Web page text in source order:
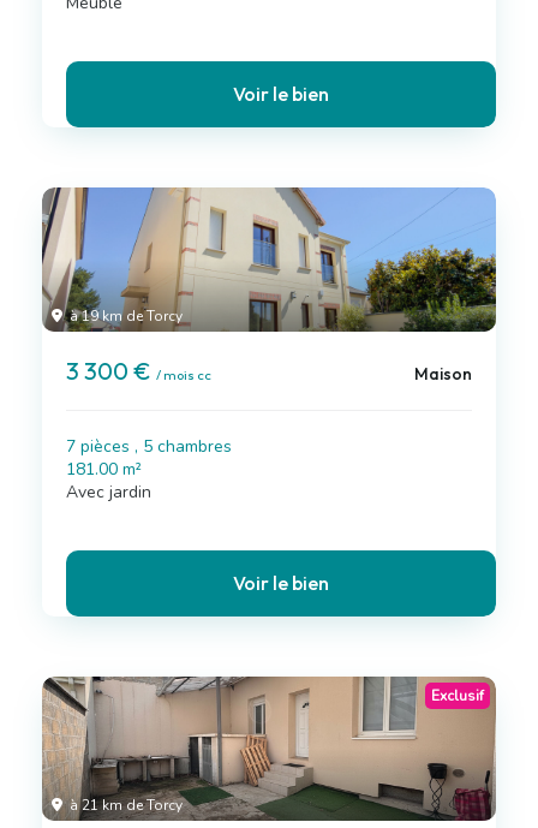
Voir le bien
à 19 km de Torcy
3 300 € / mois cc Maison
7 pièces , 5 chambres
181.00 m²
Avec jardin
Voir le bien
à 21 km de Torcy
Exclusif